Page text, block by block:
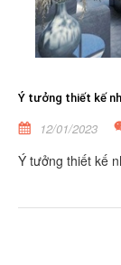
Ý tưởng thiết kế
12/01/2023
Ý tưởng thiết kế